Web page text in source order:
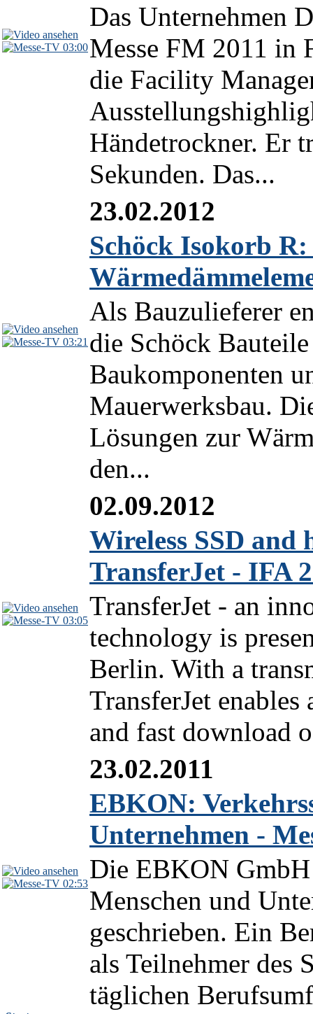
03:00
Das Unternehmen
Messe FM 2011 in
die Facility
Händetrockner. Er
Sekunden. Das...
03:21
23.02.2012
Schöck Isokorb
Als Bauzulieferer
die Schöck
Baukomponenten
Mauerwerksbau.
Lösungen zur
den...
03:05
02.09.2012
Wireless SSD and
TransferJet - IFA
TransferJet - an
technology is
Berlin. With a
TransferJet
and fast download
02:53
23.02.2011
EBKON:
Unternehmen -
Die EBKON
Menschen und
geschrieben. Ein
als Teilnehmer des
täglichen